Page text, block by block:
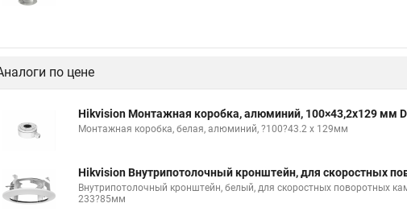
по цене
Hikvision Монтажная коробка, алюминий, 100×43,2x129 мм
Монтажная коробка, белая, алюминий, ?100?43.2 x 129мм
Hikvision Внутрипотолочный кронштейн, для скоростных
Внутрипотолочный кронштейн, белый, для скоростных поворотных
233?85мм